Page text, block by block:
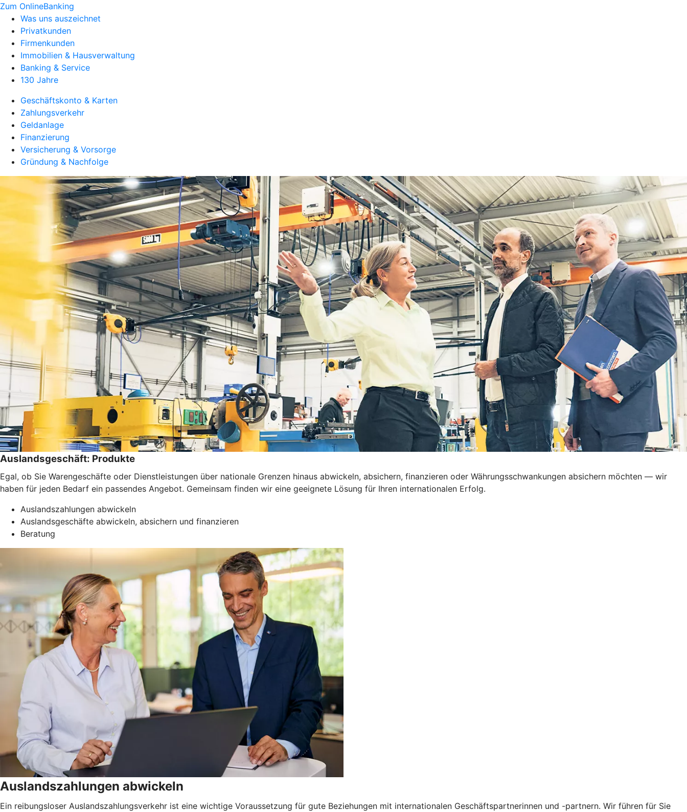
Zum OnlineBanking
Was uns auszeichnet
Privatkunden
Firmenkunden
Immobilien & Hausverwaltung
Banking & Service
130 Jahre
Geschäftskonto & Karten
Zahlungsverkehr
Geldanlage
Finanzierung
Versicherung & Vorsorge
Gründung & Nachfolge
Auslandsgeschäft: Produkte
Egal, ob Sie Warengeschäfte oder Dienstleistungen über nationale Grenzen hinaus abwickeln, absichern, finanzieren oder Währungsschwankungen absichern möchten — wir
haben für jeden Bedarf ein passendes Angebot. Gemeinsam finden wir eine geeignete Lösung für Ihren internationalen Erfolg.
Auslandszahlungen abwickeln
Auslandsgeschäfte abwickeln, absichern und finanzieren
Beratung
Auslandszahlungen abwickeln
Ein reibungsloser Auslandszahlungsverkehr ist eine wichtige Voraussetzung für gute Beziehungen mit internationalen Geschäftspartnerinnen und -partnern. Wir führen für Sie